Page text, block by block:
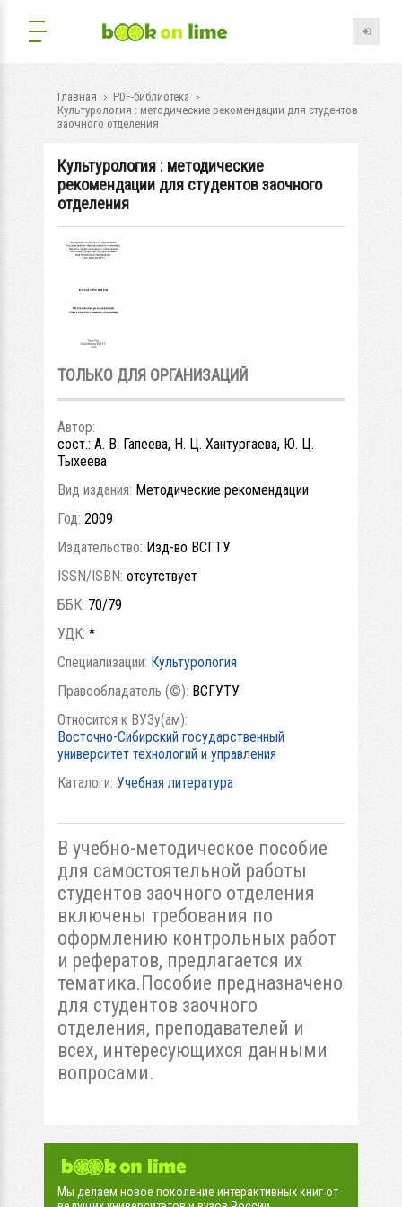
Главная
PDF-библиотека
Культурология : методические рекомендации для студентов
заочного отделения
Культурология : методические
рекомендации для студентов заочного
отделения
ТОЛЬКО ДЛЯ ОРГАНИЗАЦИЙ
Автор:
сост.: А. В. Гапеева, Н. Ц. Хантургаева, Ю. Ц.
Тыхеева
Вид издания: Методические рекомендации
Год: 2009
Издательство: Изд-во ВСГТУ
ISSN/ISBN: отсутствует
ББК: 70/79
УДК: *
Специализации: Культурология
Правообладатель (©): ВСГУТУ
Относится к ВУЗу(ам):
Восточно-Сибирский государственный
университет технологий и управления
Каталоги: Учебная литература
В учебно-методическое пособие
для самостоятельной работы
студентов заочного отделения
включены требования по
оформлению контрольных работ
и рефератов, предлагается их
тематика.Пособие предназначено
для студентов заочного
отделения, преподавателей и
всех, интересующихся данными
вопросами.
Мы делаем новое поколение интерактивных книг от